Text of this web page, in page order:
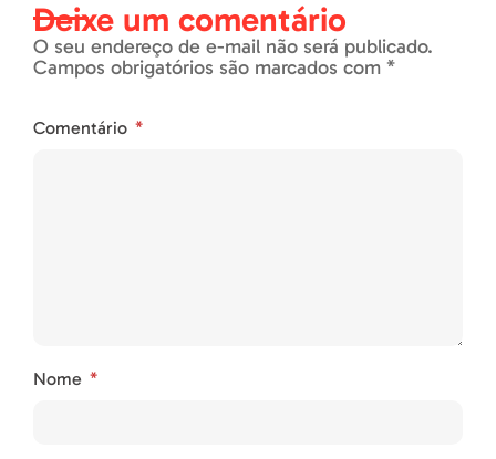
Deixe um comentário
O seu endereço de e-mail não será publicado.
Campos obrigatórios são marcados com *
Comentário
Nome